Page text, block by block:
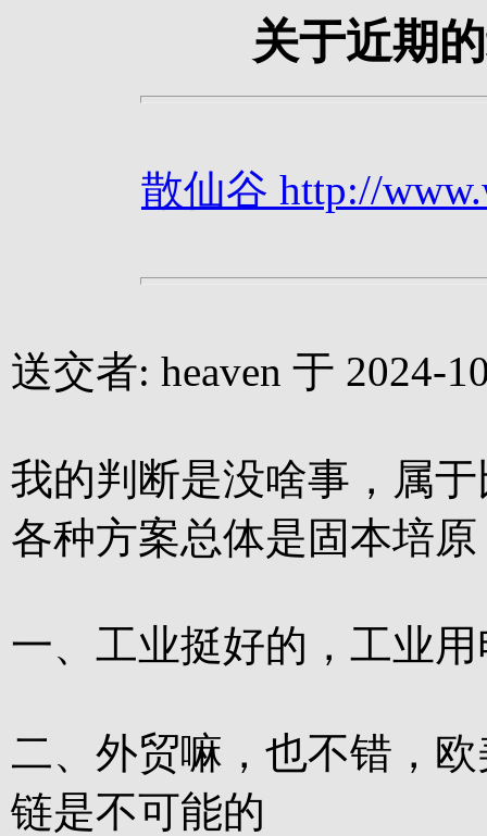
关于近期
散仙谷 http://
送交者: heaven 于 2024-
我的判断是没啥事，属
各种方案总体是固本培
一、工业挺好的，工业
二、外贸嘛，也不错，
链是不可能的